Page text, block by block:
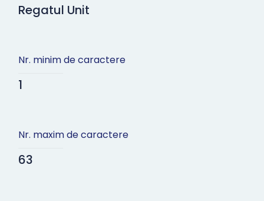
Regatul Unit
Nr. minim de caractere
1
Nr. maxim de caractere
63